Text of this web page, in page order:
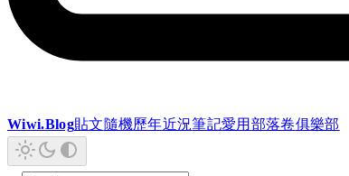
Wiwi.Blog貼文隨機歷年近況筆記愛用 部落卷俱樂部